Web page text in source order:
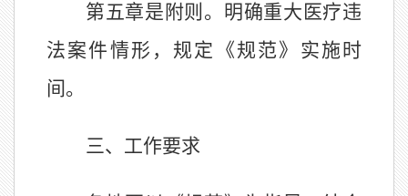
第五章是附则。明确重大医疗违
法案件情形，规定《规范》实施时
间。
三、工作要求